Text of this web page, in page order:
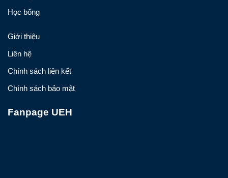
Học bổng
Giới thiệu
Liên hệ
Chính sách liên kết
Chính sách bảo mật
Fanpage UEH